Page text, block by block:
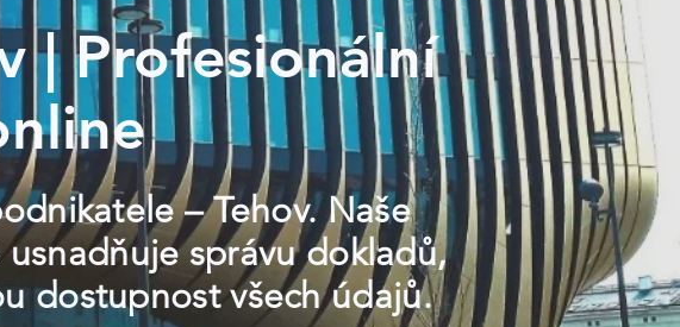
| Profesionální
– Tehov. Naše
správu dokladů,
dostupnost všech údajů.